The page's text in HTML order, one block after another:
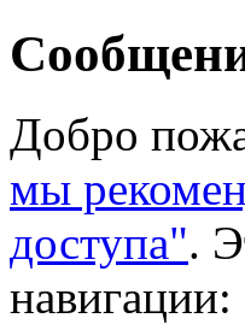
Добро
мы
доступа".
навигации: